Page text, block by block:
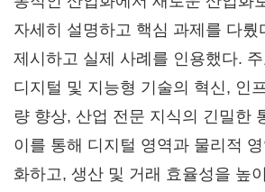
자세히 설명하고 핵심 과제를 다뤘
제시하고 실제 사례를 인용했다.
디지털 및 지능형 기술의 혁신, 인
량 향상, 산업 전문 지식의 긴밀한
이를 통해 디지털 영역과 물리적
화하고, 생산 및 거래 효율성을 높